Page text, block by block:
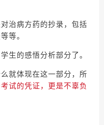
治病方药的抄录，包括
等。
生的感悟分析部分了。
就体现在这一部分，所
试的凭证，更是不辜负